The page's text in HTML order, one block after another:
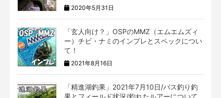
2020年5月31日
「玄人向け？」OSPのMMZ（エムエムズィ
ー）チビ・ナミのインプレとスペックについ
て！
2021年8月16日
「精進湖釣果」2021年7月10日/バス釣り釣
果とフィールド状況/釣れたルアーについて